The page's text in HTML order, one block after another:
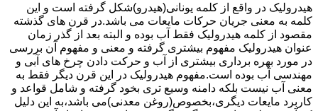
هیدرولیک در واقع از کلمه یونانی(هیدرو)شکل گرفته است و این
کلمه به معنی جریان حرکات مایعات می باشد.در قرن های گذشته
مقصود از کلمه هیدرولیک فقط آب بوده و البته بعد از گذر زمان
عنوان هیدرولیک مفهوم بیشتری گرفته و معنی و مفهوم آن بررسی
در مورد بهره برداری بیشتری از آب و حرکت دادن چرخ های آبی و
مهندسی آب بوده است.مفهوم هیدرولیک در این قرن دیگر فقط به
معنی آب نیست بلکه دامنه وسیع تری بخود گرفته و شامل قواعد و
کاربرد مایعات دیگری،بخصوص(روغن معدنی)می باشد،به این دلیل